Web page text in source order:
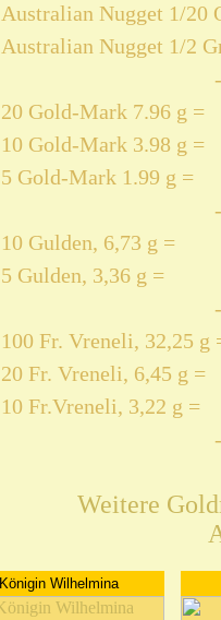
Australian Nugget 1/20
Australian Nugget 1/2
20 Gold-Mark 7.96 g =
10 Gold-Mark 3.98 g =
5 Gold-Mark 1.99 g =
10 Gulden, 6,73 g =
5 Gulden, 3,36 g =
100 Fr. Vreneli, 32,25 g
20 Fr. Vreneli, 6,45 g =
10 Fr.Vreneli, 3,22 g =
Weitere
Königin Wilhelmina